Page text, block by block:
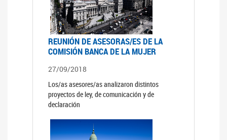
REUNIÓN DE ASESORAS/ES DE LA
COMISIÓN BANCA DE LA MUJER
27/09/2018
Los/as asesores/as analizaron distintos
proyectos de ley, de comunicación y de
declaración